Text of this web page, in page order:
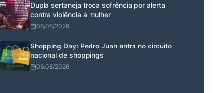
Dupla sertaneja troca sofrência por alerta
contra violência à mulher
06/08/2026
Shopping Day: Pedro Juan entra no circuito
nacional de shoppings
06/08/2026